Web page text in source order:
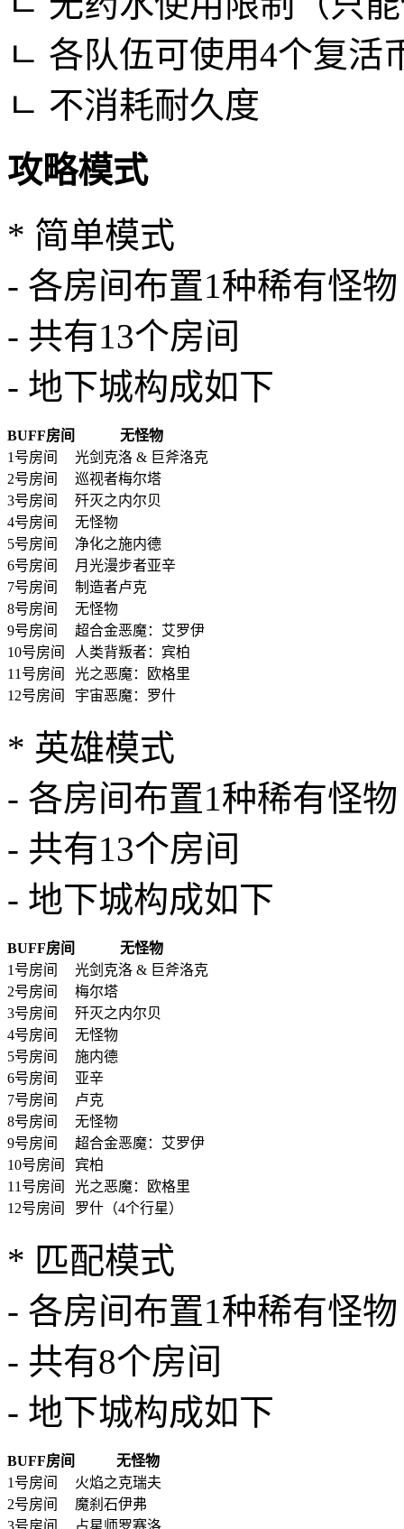
ㄴ 各队伍可使用4个复
ㄴ 不消耗耐久度
攻略模式
* 简单模式
- 各房间布置1种稀有怪物
- 共有13个房间
- 地下城构成如下
BUFF房间
无怪物
1号房间
光剑克洛 & 巨斧洛克
2号房间
巡视者梅尔塔
3号房间
歼灭之内尔贝
4号房间
无怪物
5号房间
净化之施内德
6号房间
月光漫步者亚辛
7号房间
制造者卢克
8号房间
无怪物
9号房间
超合金恶魔：艾罗伊
10号房间
人类背叛者：宾柏
11号房间
光之恶魔：欧格里
12号房间
宇宙恶魔：罗什
* 英雄模式
- 各房间布置1种稀有怪物
- 共有13个房间
- 地下城构成如下
BUFF房间
无怪物
1号房间
光剑克洛 & 巨斧洛克
2号房间
梅尔塔
3号房间
歼灭之内尔贝
4号房间
无怪物
5号房间
施内德
6号房间
亚辛
7号房间
卢克
8号房间
无怪物
9号房间
超合金恶魔：艾罗伊
10号房间
宾柏
11号房间
光之恶魔：欧格里
12号房间
罗什（4个行星）
* 匹配模式
- 各房间布置1种稀有怪物
- 共有8个房间
- 地下城构成如下
BUFF房间
无怪物
1号房间
火焰之克瑞夫
2号房间
魔刹石伊弗